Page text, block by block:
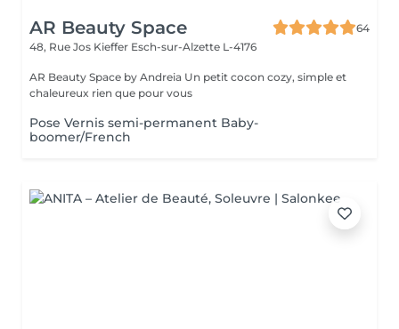
AR Beauty Space
64
48, Rue Jos Kieffer Esch-sur-Alzette L-4176
AR Beauty Space by Andreia Un petit cocon cozy, simple et
chaleureux rien que pour vous
Pose Vernis semi-permanent Baby-
boomer/French